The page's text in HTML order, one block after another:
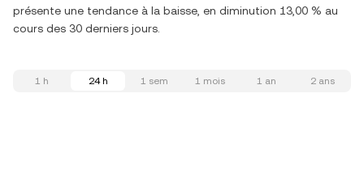
présente une tendance à la baisse, en diminution 13,00 % au
cours des 30 derniers jours.
1 h 24 h 1 sem 1 mois 1 an 2 ans